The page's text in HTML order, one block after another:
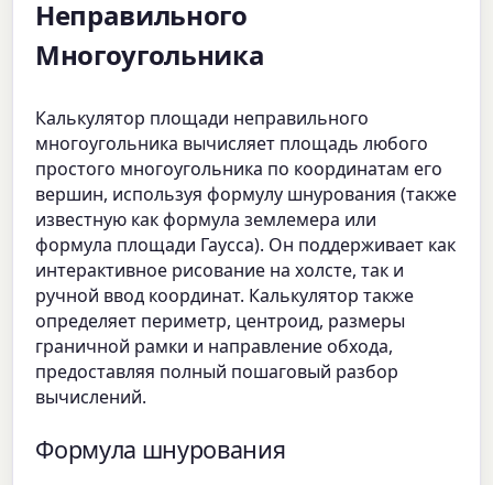
Неправильного
Многоугольника
Калькулятор площади неправильного
многоугольника вычисляет площадь любого
простого многоугольника по координатам его
вершин, используя формулу шнурования (также
известную как формула землемера или
формула площади Гаусса). Он поддерживает как
интерактивное рисование на холсте, так и
ручной ввод координат. Калькулятор также
определяет периметр, центроид, размеры
граничной рамки и направление обхода,
предоставляя полный пошаговый разбор
вычислений.
Формула шнурования